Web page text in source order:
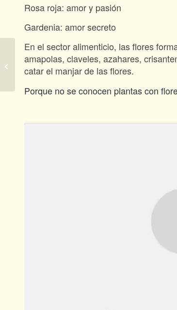
Rosa roja: amor y pasión
Gardenia: amor secreto
En el sector alimenticio, las flores
amapolas, claveles, azahares,
catar el manjar de las flores.
Porque no se conocen plantas con
Una biodiversidad
olvidada